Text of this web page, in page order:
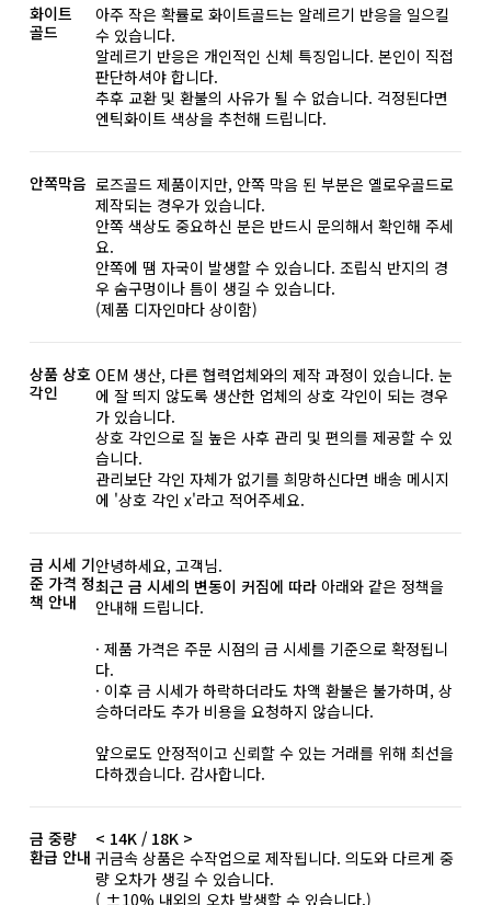
화이트
골드
아주 작은 확률로 화이트골드는 알레르기 반응을 일으킬
수 있습니다.
알레르기 반응은 개인적인 신체 특징입니다. 본인이 직접
판단하셔야 합니다.
추후 교환 및 환불의 사유가 될 수 없습니다. 걱정된다면
엔틱화이트 색상을 추천해 드립니다.
안쪽막음 로즈골드 제품이지만, 안쪽 막음 된 부분은 옐로우골드로
제작되는 경우가 있습니다.
안쪽 색상도 중요하신 분은 반드시 문의해서 확인해 주세
요.
안쪽에 땜 자국이 발생할 수 있습니다. 조립식 반지의 경
우 숨구멍이나 틈이 생길 수 있습니다.
(제품 디자인마다 상이함)
상품 상호
각인
OEM 생산, 다른 협력업체와의 제작 과정이 있습니다. 눈
에 잘 띄지 않도록 생산한 업체의 상호 각인이 되는 경우
가 있습니다.
상호 각인으로 질 높은 사후 관리 및 편의를 제공할 수 있
습니다.
관리보단 각인 자체가 없기를 희망하신다면 배송 메시지
에 '상호 각인 x'라고 적어주세요.
금 시세 기
준 가격 정
책 안내
안녕하세요, 고객님.
최근 금 시세의 변동이 커짐에 따라아래와 같은 정책을
안내해 드립니다.
· 제품 가격은 주문 시점의 금 시세를 기준으로 확정됩니
다.
· 이후 금 시세가 하락하더라도 차액 환불은 불가하며, 상
승하더라도 추가 비용을 요청하지 않습니다.
앞으로도 안정적이고 신뢰할 수 있는 거래를 위해 최선을
다하겠습니다. 감사합니다.
금 중량
환급 안내
< 14K / 18K >
귀금속 상품은 수작업으로 제작됩니다. 의도와 다르게 중
량 오차가 생길 수 있습니다.
( ±10% 내외의 오차 발생할 수 있습니다.)